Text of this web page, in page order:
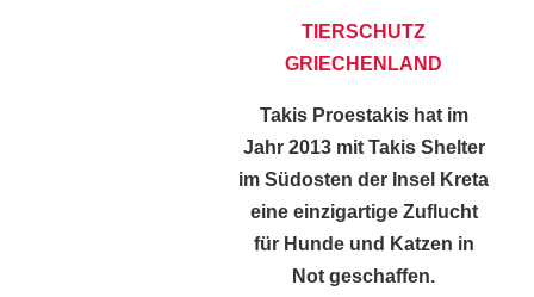
TIERSCHUTZ
GRIECHENLAND
Takis Proestakis hat im
Jahr 2013 mit Takis Shelter
im Südosten der Insel Kreta
eine einzigartige Zuflucht
für Hunde und Katzen in
Not geschaffen.